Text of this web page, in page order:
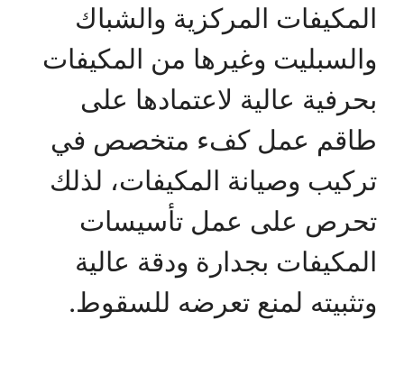
المكيفات المركزية والشباك
والسبليت وغيرها من المكيفات
بحرفية عالية لاعتمادها على
طاقم عمل كفء متخصص في
تركيب وصيانة المكيفات، لذلك
تحرص على عمل تأسيسات
المكيفات بجدارة ودقة عالية
وتثبيته لمنع تعرضه للسقوط.